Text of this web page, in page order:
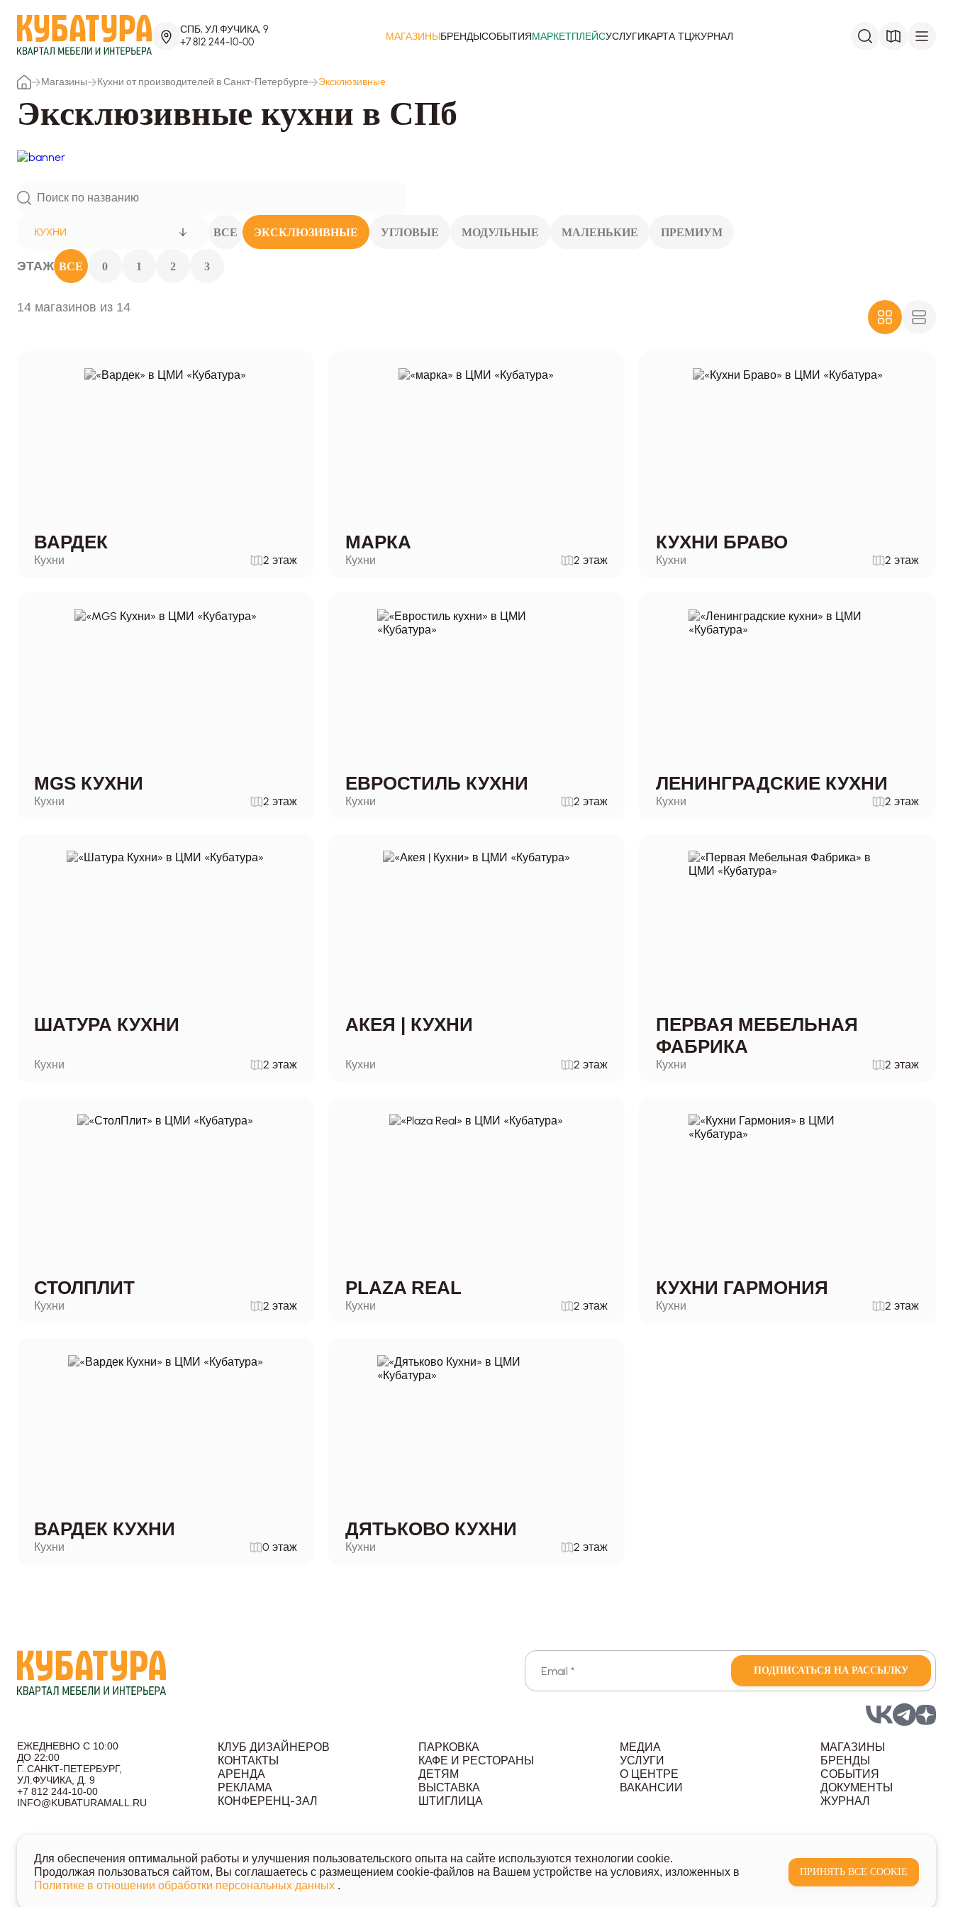
СПБ, УЛ.ФУЧИКА, 9
+7 812 244-10-00
МАГАЗИНЫБРЕНДЫСОБЫТИЯМАРКЕТПЛЕЙСУСЛУГИКАРТА ТЦЖУРНАЛ
Магазины Кухни от производителей в Санкт-Петербурге Эксклюзивные
Эксклюзивные кухни в СПб
КУХНИ ВСЕ ЭКСКЛЮЗИВНЫЕ УГЛОВЫЕ МОДУЛЬНЫЕ МАЛЕНЬКИЕ ПРЕМИУМ
ЭТАЖ ВСЕ 0 1 2 3
14 магазинов из 14
ВАРДЕК
Кухни 2 этаж
МАРКА
Кухни 2 этаж
КУХНИ БРАВО
Кухни 2 этаж
MGS КУХНИ
Кухни 2 этаж
ЕВРОСТИЛЬ КУХНИ
Кухни 2 этаж
ЛЕНИНГРАДСКИЕ КУХНИ
Кухни 2 этаж
ШАТУРА КУХНИ
Кухни 2 этаж
АКЕЯ | КУХНИ
Кухни 2 этаж
ПЕРВАЯ МЕБЕЛЬНАЯ
ФАБРИКА
Кухни 2 этаж
СТОЛПЛИТ
Кухни 2 этаж
PLAZA REAL
Кухни 2 этаж
КУХНИ ГАРМОНИЯ
Кухни 2 этаж
ВАРДЕК КУХНИ
Кухни 0 этаж
ДЯТЬКОВО КУХНИ
Кухни 2 этаж
ПОДПИСАТЬСЯ НА РАССЫЛКУ
ЕЖЕДНЕВНО С 10:00
ДО 22:00
Г. САНКТ-ПЕТЕРБУРГ,
УЛ.ФУЧИКА, Д. 9
+7 812 244-10-00
INFO@KUBATURAMALL.RU
КЛУБ ДИЗАЙНЕРОВ
КОНТАКТЫ
АРЕНДА
РЕКЛАМА
КОНФЕРЕНЦ-ЗАЛ
ПАРКОВКА
КАФЕ И РЕСТОРАНЫ
ДЕТЯМ
ВЫСТАВКА
ШТИГЛИЦА
МЕДИА
УСЛУГИ
О ЦЕНТРЕ
ВАКАНСИИ
МАГАЗИНЫ
БРЕНДЫ
СОБЫТИЯ
ДОКУМЕНТЫ
ЖУРНАЛ
© 2026 Кубатура. Квартал мебели и интерьера
Информация о товарах и ценах на сайте не является публичной офертой, носит исключительно информационный характер.
Для получения подробной информации о наличии и стоимости указанных товаров и услуг напишите или позвоните нам.
Для обеспечения оптимальной работы и улучшения пользовательского опыта на сайте используются технологии cookie.
Продолжая пользоваться сайтом, Вы соглашаетесь с размещением cookie-файлов на Вашем устройстве на условиях, изложенных в
Политике в отношении обработки персональных данных .
ПРИНЯТЬ ВСЕ COOKIE